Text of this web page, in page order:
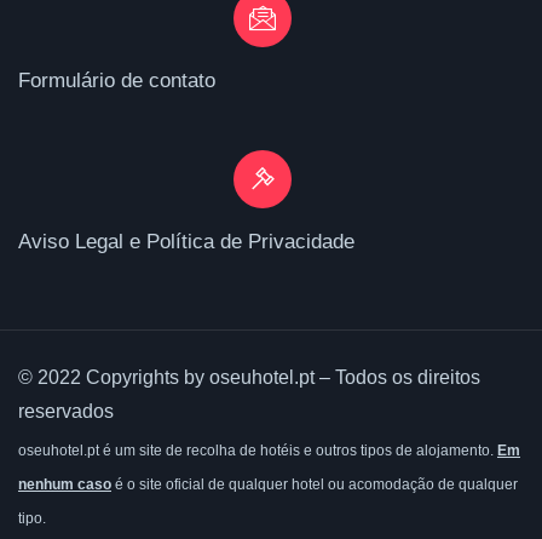
Formulário de contato
Aviso Legal e Política de Privacidade
© 2022 Copyrights by oseuhotel.pt – Todos os direitos
reservados
oseuhotel.pt é um site de recolha de hotéis e outros tipos de alojamento. Em
nenhum caso é o site oficial de qualquer hotel ou acomodação de qualquer
tipo.